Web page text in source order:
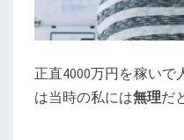
正直4000万円を稼い
は当時の私には無理だ